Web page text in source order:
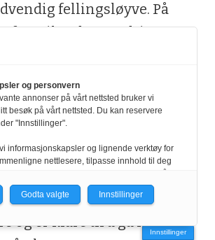
fellingsløyve. På
føre til at de som driver
områdene, gir seg.
i gang
naturoppsyn som har fått
å ta ut ulven. I en
onsdag ettermiddag
at de har tilknyttet seg
og er klare til å gå i gang
Innstillinger
og personvern
annonser på vårt nettsted bruker vi
besøk på vårt nettsted. Du kan reservere
"Innstillinger".
informasjonskapsler og lignende verktøy for
nettlesere, tilpasse innhold til deg
på nettstedene til medlemmene i
på informasjon fra dine besøk på tvers av
Godta valgte Innstillinger